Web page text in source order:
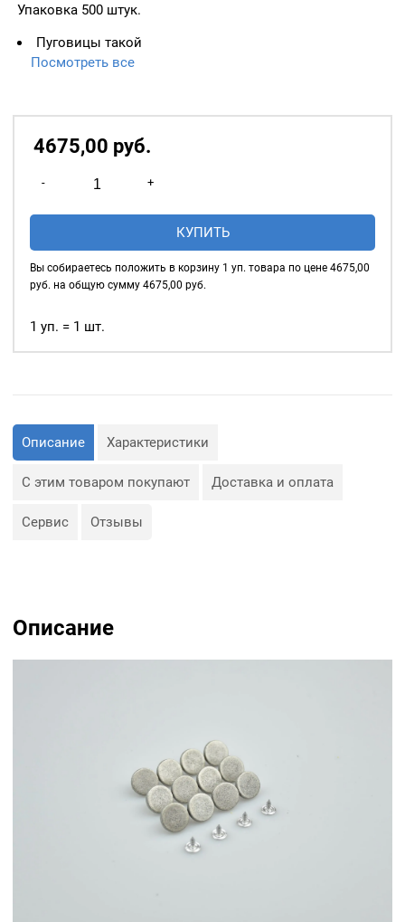
Упаковка 500 штук.
Пуговицы такой
конструкции используются
джинсовой ткани,
брезента. Джинсовая
пуговица выполнена из
качественного металла.
Состоит из двух частей:
верхняя шляпка и гвоздь с
Посмотреть все
4675,00 руб.
-
товара
Джинсовые
литые
17мм,
Турция,
+
КУПИТЬ
Вы собираетесь положить в корзину 1 уп. товара по цене 4675,00
руб. на общую сумму 4675,00 руб.
1 уп. = 1 шт.
Описание Характеристики
С этим товаром покупают Доставка и оплата
Сервис Отзывы
Описание